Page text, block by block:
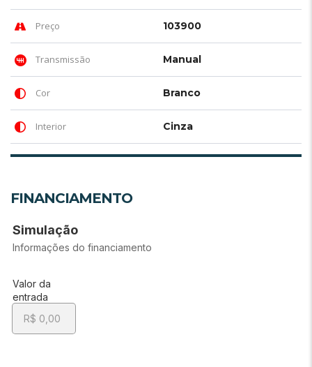
Preço 103900
Transmissão Manual
Cor Branco
Interior Cinza
FINANCIAMENTO